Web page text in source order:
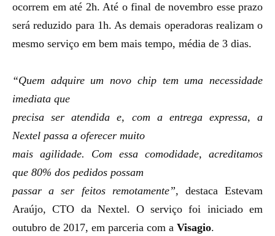
ocorrem em até 2h. Até o final de novembro esse prazo
será reduzido para 1h. As demais operadoras realizam o
mesmo serviço em bem mais tempo, média de 3 dias.
“Quem adquire um novo chip tem uma necessidade
imediata que
precisa ser atendida e, com a entrega expressa, a
Nextel passa a oferecer muito
mais agilidade. Com essa comodidade, acreditamos
que 80% dos pedidos possam
passar a ser feitos remotamente”, destaca Estevam
Araújo, CTO da Nextel. O serviço foi iniciado em
outubro de 2017, em parceria com a Visagio.